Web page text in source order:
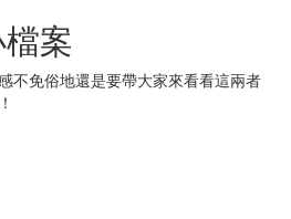
案
不免俗地還是要帶大家來看看這兩者